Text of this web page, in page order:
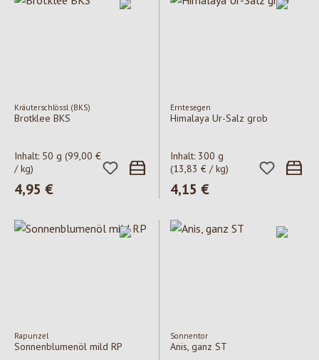
Kräuterschlössl (BKS)
Brotklee BKS
Inhalt: 50 g (99,00 €
/ kg)
Regulärer Preis:
4,95 €
Erntesegen
Himalaya Ur-Salz grob
Inhalt: 300 g
(13,83 € / kg)
Regulärer Preis:
4,15 €
Rapunzel
Sonnenblumenöl mild RP
Sonnentor
Anis, ganz ST